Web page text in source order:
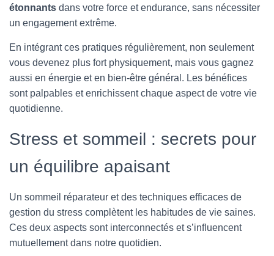
étonnants dans votre force et endurance, sans nécessiter
un engagement extrême.
En intégrant ces pratiques régulièrement, non seulement
vous devenez plus fort physiquement, mais vous gagnez
aussi en énergie et en bien-être général. Les bénéfices
sont palpables et enrichissent chaque aspect de votre vie
quotidienne.
Stress et sommeil : secrets pour
un équilibre apaisant
Un sommeil réparateur et des techniques efficaces de
gestion du stress complètent les habitudes de vie saines.
Ces deux aspects sont interconnectés et s’influencent
mutuellement dans notre quotidien.